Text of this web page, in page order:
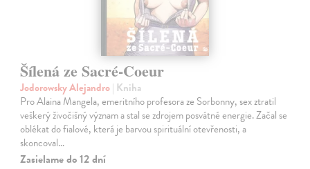
Šílená ze Sacré-Coeur
Jodorowsky Alejandro| Kniha
Pro Alaina Mangela, emeritního profesora ze Sorbonny, sex ztratil
veškerý živočišný význam a stal se zdrojem posvátné energie. Začal se
oblékat do fialové, která je barvou spirituální otevřenosti, a
skoncoval…
Zasielame do 12 dní